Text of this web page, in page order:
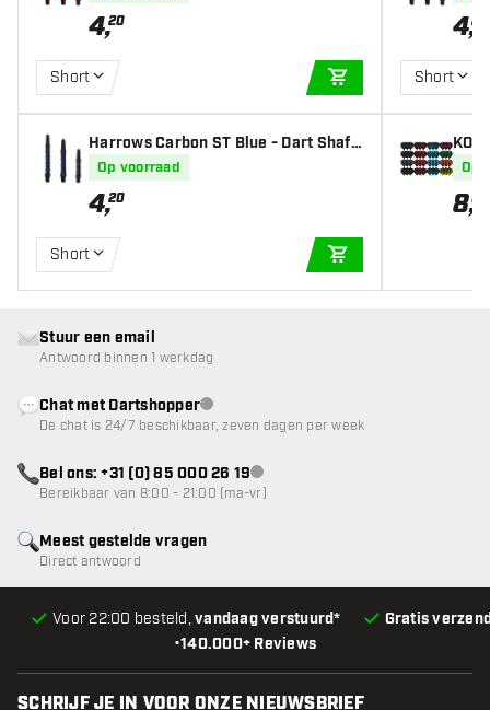
4,20
Short
IN WINKELWAGEN
Harrows Carbon ST Blue - Dart Shaft
Op voorraad
4,20
Short
4,20
Short
ets)
Op
8,95
•140.000+ Reviews
Voor 22:00 besteld,vandaag verstuurd* Gratis
Meest gestelde vragen
Direct antwoord
Stuur een email
Antwoord binnen 1 werkdag
Chat met Dartshopperklantenservice niet beschikbaar
De chat is 24/7 beschikbaar, zeven dagen per week
Bel ons: +31 (0) 85 000 26 19klantenservice niet beschikbaar
Bereikbaar van 8:00 - 21:00 (ma-vr)
SCHRIJF JE IN VOOR ONZE NIEUWSBRIEF